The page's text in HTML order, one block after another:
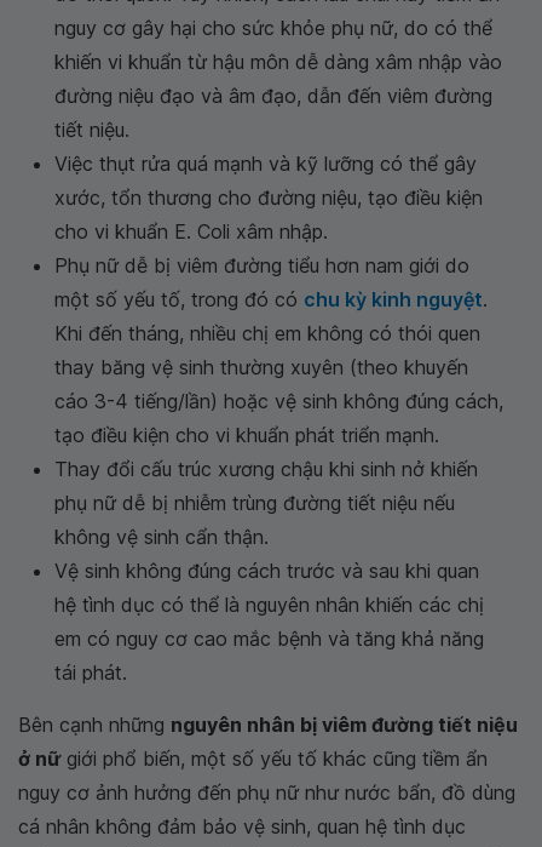
nguy cơ gây hại cho sức khỏe phụ nữ, do có thể
khiến vi khuẩn từ hậu môn dễ dàng xâm nhập vào
đường niệu đạo và âm đạo, dẫn đến viêm đường
tiết niệu.
Việc thụt rửa quá mạnh và kỹ lưỡng có thể gây
xước, tổn thương cho đường niệu, tạo điều kiện
cho vi khuẩn E. Coli xâm nhập.
Phụ nữ dễ bị viêm đường tiểu hơn nam giới do
một số yếu tố, trong đó có chu kỳ kinh nguyệt.
Khi đến tháng, nhiều chị em không có thói quen
thay băng vệ sinh thường xuyên (theo khuyến
cáo 3-4 tiếng/lần) hoặc vệ sinh không đúng cách,
tạo điều kiện cho vi khuẩn phát triển mạnh.
Thay đổi cấu trúc xương chậu khi sinh nở khiến
phụ nữ dễ bị nhiễm trùng đường tiết niệu nếu
không vệ sinh cẩn thận.
Vệ sinh không đúng cách trước và sau khi quan
hệ tình dục có thể là nguyên nhân khiến các chị
em có nguy cơ cao mắc bệnh và tăng khả năng
tái phát.
Bên cạnh những nguyên nhân bị viêm đường tiết niệu
ở nữgiới phổ biến, một số yếu tố khác cũng tiềm ẩn
nguy cơ ảnh hưởng đến phụ nữ như nước bẩn, đồ dùng
cá nhân không đảm bảo vệ sinh, quan hệ tình dục